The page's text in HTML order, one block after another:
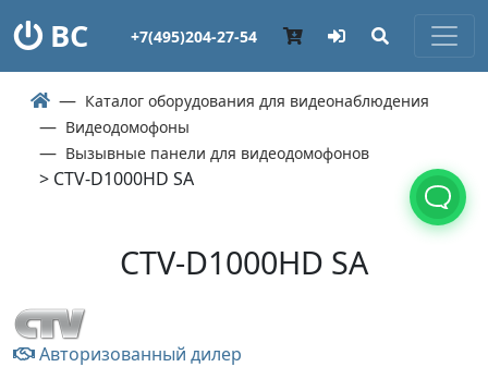
ВС +7(495)204-27-54
Каталог оборудования для видеонаблюдения
Видеодомофоны
Вызывные панели для видеодомофонов
> CTV-D1000HD SA
CTV-D1000HD SA
Авторизованный дилер